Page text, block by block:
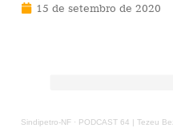
15 de setembro de 2020
Sindipetro-NF · PODCAST 64 | Tezeu